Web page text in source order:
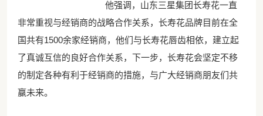
他强调，山东三星集团长寿花一直
非常重视与经销商的战略合作关系，长寿花品牌目前在全
国共有1500余家经销商，他们与长寿花唇齿相依，建立起
了真诚互信的良好合作关系，下一步，长寿花会坚定不移
的制定各种有利于经销商的措施，与广大经销商朋友们共
赢未来。